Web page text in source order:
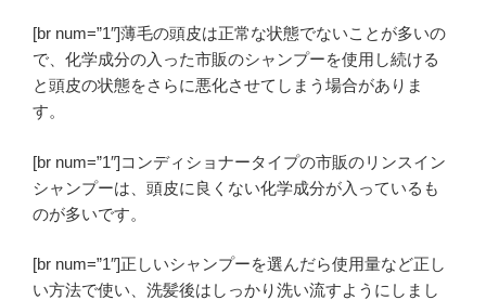
[br num=”1″]薄毛の頭皮は正常な状態でないことが多いの
で、化学成分の入った市販のシャンプーを使用し続ける
と頭皮の状態をさらに悪化させてしまう場合がありま
す。
[br num=”1″]コンディショナータイプの市販のリンスイン
シャンプーは、頭皮に良くない化学成分が入っているも
のが多いです。
[br num=”1″]正しいシャンプーを選んだら使用量など正し
い方法で使い、洗髪後はしっかり洗い流すようにしまし